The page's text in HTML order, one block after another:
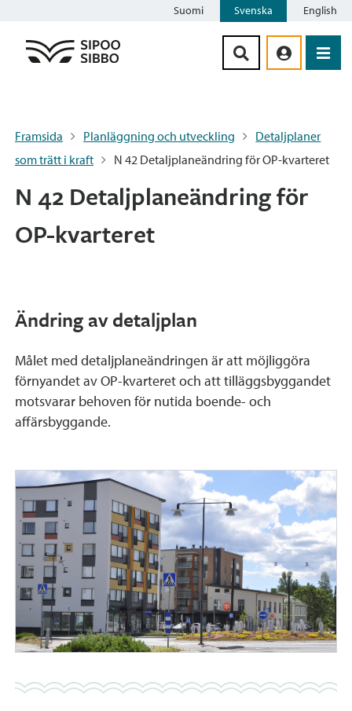
Suomi Svenska English
Framsida Planläggning och utveckling
Detaljplaner
som trätt i kraft
N 42 Detaljplaneändring för OP-kvarteret
N 42 Detaljplaneändring för
OP-kvarteret
Ändring av detaljplan
Målet med detaljplaneändringen är att möjliggöra
förnyandet av OP-kvarteret och att tilläggsbyggandet
motsvarar behoven för nutida boende- och
affärsbyggande.